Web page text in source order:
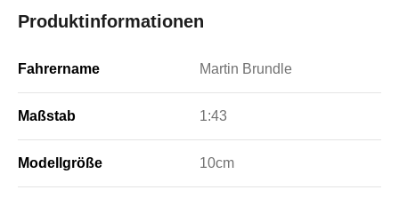
Produktinformationen
Fahrername Martin Brundle
Maßstab 1:43
Modellgröße 10cm